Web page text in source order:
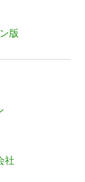
版
社